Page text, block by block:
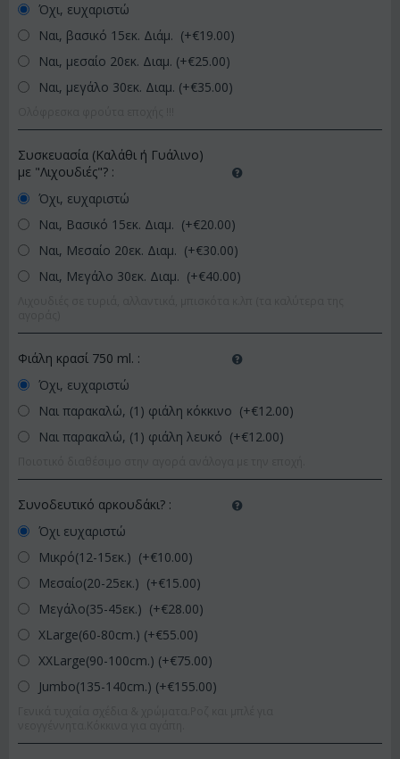
Όχι, ευχαριστώ
Ναι, βασικό 15εκ. Διάμ. (+€19.00)
Ναι, μεσαίο 20εκ. Διαμ. (+€25.00)
Ναι, μεγάλο 30εκ. Διαμ. (+€35.00)
Συσκευασία (Καλάθι ή Γυάλινο)
με "Λιχουδιές"? :
Όχι, ευχαριστώ
Ναι, Βασικό 15εκ. Διαμ. (+€20.00)
Ναι, Μεσαίο 20εκ. Διαμ. (+€30.00)
Ναι, Μεγάλο 30εκ. Διαμ. (+€40.00)
Φιάλη κρασί 750 ml. :
Όχι, ευχαριστώ
Ναι παρακαλώ, (1) φιάλη κόκκινο (+€12.00)
Ναι παρακαλώ, (1) φιάλη λευκό (+€12.00)
Συνοδευτικό αρκουδάκι? :
Όχι ευχαριστώ
Μικρό(12-15εκ.) (+€10.00)
Μεσαίο(20-25εκ.) (+€15.00)
Μεγάλο(35-45εκ.) (+€28.00)
XLarge(60-80cm.) (+€55.00)
XXLarge(90-100cm.) (+€75.00)
Jumbo(135-140cm.) (+€155.00)